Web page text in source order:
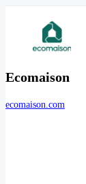
Ecomaison
ecomaison.com